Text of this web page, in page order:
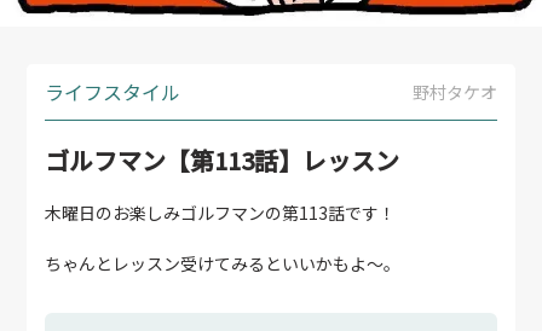
ライフスタイル 野村タケオ
ゴルフマン【第113話】レッスン
木曜日のお楽しみゴルフマンの第113話です！
ちゃんとレッスン受けてみるといいかもよ〜。